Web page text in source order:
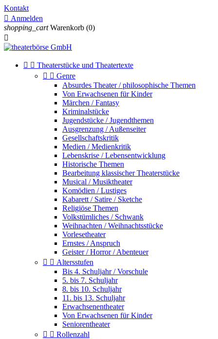
Kontakt
 Anmelden
shopping_cart Warenkorb (0)

  Theaterstücke und Theatertexte
  Genre
Absurdes Theater / philosophische Themen
Von Erwachsenen für Kinder
Märchen / Fantasy
Kriminalstücke
Jugendstücke / Jugendthemen
Ausgrenzung / Außenseiter
Gesellschaftskritik
Medien / Medienkritik
Lebenskrise / Lebensentwicklung
Historische Themen
Bearbeitung klassischer Theaterstücke
Musical / Musiktheater
Komödien / Lustiges
Kabarett / Satire / Sketche
Religiöse Themen
Volkstümliches / Schwank
Weihnachten / Weihnachtsstücke
Vorlesetheater
Ernstes / Anspruch
Geister / Horror / Abenteuer
  Altersstufen
Bis 4. Schuljahr / Vorschule
5. bis 7. Schuljahr
8. bis 10. Schuljahr
11. bis 13. Schuljahr
Erwachsenentheater
Von Erwachsenen für Kinder
Seniorentheater
  Rollenzahl